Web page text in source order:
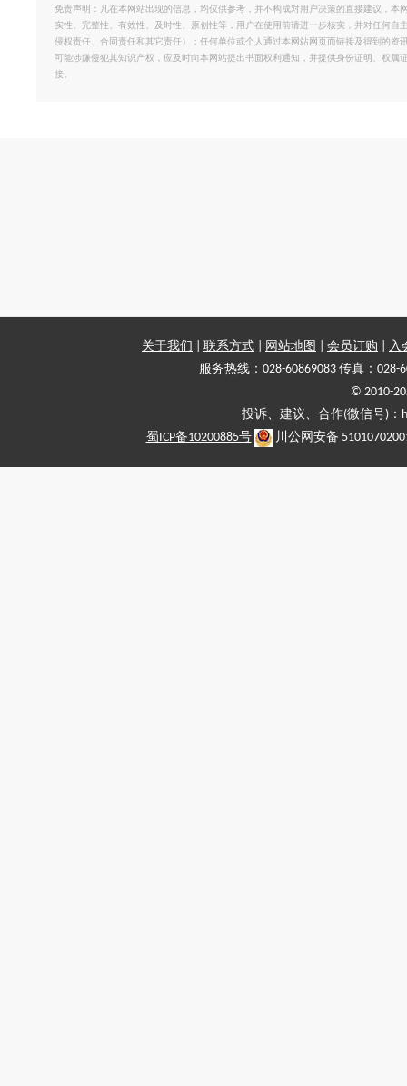
免责声明：凡在本网站出现的信息，均仅供参考，并不构成对用户决策的直接建议，
实性、完整性、有效性、及时性、原创性等，用户在使用前请进一步核实，并对任何
侵权责任、合同责任和其它责任）；任何单位或个人通过本网站网页而链接及得到的
可能涉嫌侵犯其知识产权，应及时向本网站提出书面权利通知，并提供身份证明、权
接。
关于我们 联系方式 网站地图 会员订购
入
服务热线：028-60869083 传真：028-
© 2010-
投诉、建议、合作(微信号)
蜀ICP备10200885号
川公网安备